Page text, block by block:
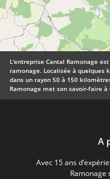
L'entreprise Cantal Ramonage
ramonage. Localisée à quelques
dans un rayon 50 à 150
Ramonage met son savoir-faire à
A
Avec 15 ans
Ramonage